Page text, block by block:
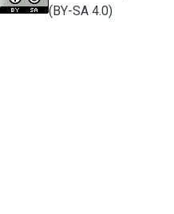
(BY-SA 4.0)